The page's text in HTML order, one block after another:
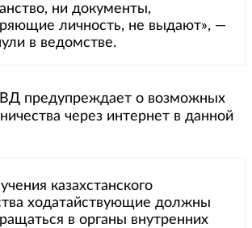
ни документы,
личность, не выдают», —
в ведомстве.
предупреждает о возможных
через интернет в данной
казахстанского
ходатайствующие должны
в органы внутренних